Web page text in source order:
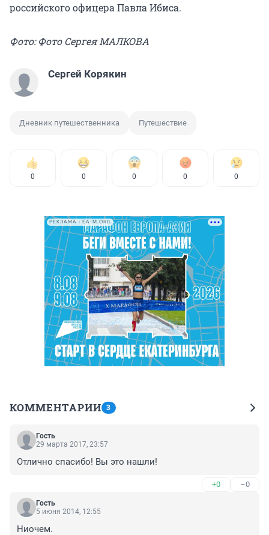
российского офицера Павла Ибиса.
Фото: Фото Сергея МАЛКОВА
Сергей Корякин
Дневник путешественника Путешествие
0 0 0 0 0
РЕКЛАМА • EA-M.ORG
КОММЕНТАРИИ 3
Гость
29 марта 2017, 23:57
Отлично спасибо! Вы это нашли!
+0 –0
Гость
5 июня 2014, 12:55
Ниочем.